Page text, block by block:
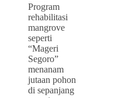
Program
rehabilitasi
mangrove
seperti
“Mageri
Segoro”
menanam
jutaan pohon
di sepanjang